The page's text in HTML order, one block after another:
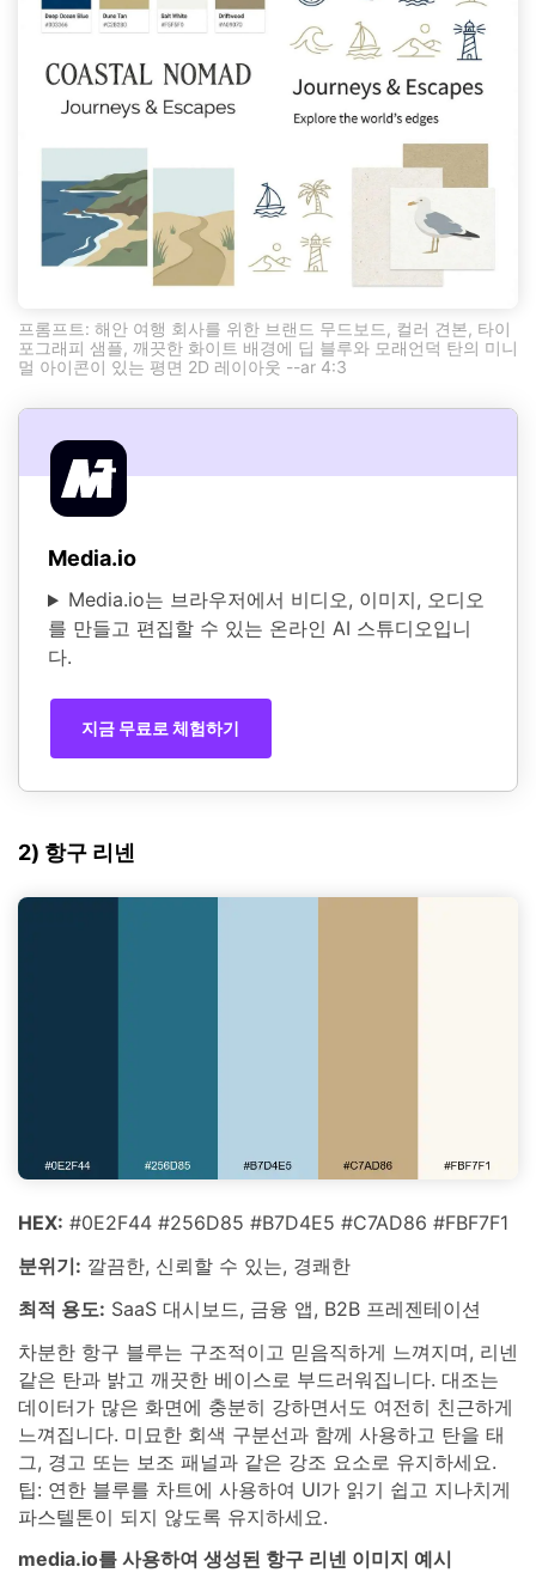
프롬프트: 해안 여행 회사를 위한 브랜드 무드보드, 컬러 견본, 타이
포그래피 샘플, 깨끗한 화이트 배경에 딥 블루와 모래언덕 탄의 미니
멀 아이콘이 있는 평면 2D 레이아웃 --ar 4:3
Media.io
Media.io는 브라우저에서 비디오, 이미지, 오디오
를 만들고 편집할 수 있는 온라인 AI 스튜디오입니
다.
지금 무료로 체험하기
2) 항구 리넨
HEX: #0E2F44 #256D85 #B7D4E5 #C7AD86 #FBF7F1
분위기: 깔끔한, 신뢰할 수 있는, 경쾌한
최적 용도: SaaS 대시보드, 금융 앱, B2B 프레젠테이션
차분한 항구 블루는 구조적이고 믿음직하게 느껴지며, 리넨
같은 탄과 밝고 깨끗한 베이스로 부드러워집니다. 대조는
데이터가 많은 화면에 충분히 강하면서도 여전히 친근하게
느껴집니다. 미묘한 회색 구분선과 함께 사용하고 탄을 태
그, 경고 또는 보조 패널과 같은 강조 요소로 유지하세요.
팁: 연한 블루를 차트에 사용하여 UI가 읽기 쉽고 지나치게
파스텔톤이 되지 않도록 유지하세요.
media.io를 사용하여 생성된 항구 리넨 이미지 예시